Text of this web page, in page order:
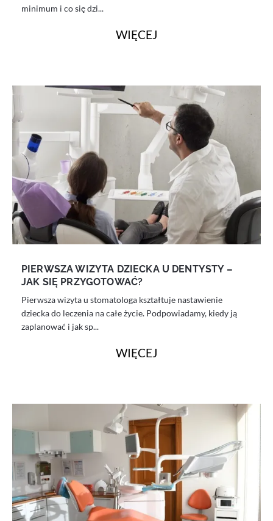
minimum i co się dzi...
WIĘCEJ
PIERWSZA WIZYTA DZIECKA U DENTYSTY –
JAK SIĘ PRZYGOTOWAĆ?
Pierwsza wizyta u stomatologa kształtuje nastawienie
dziecka do leczenia na całe życie. Podpowiadamy, kiedy ją
zaplanować i jak sp...
WIĘCEJ